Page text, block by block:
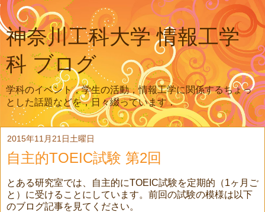
神奈川工科大学 情報工学
科 ブログ
学科のイベント，学生の活動，情報工学に関係するちょっ
とした話題などを，日々綴っています．
2015年11月21日土曜日
自主的TOEIC試験 第2回
とある研究室では、自主的にTOEIC試験を定期的（1ヶ月ご
と）に受けることにしています。前回の試験の模様は以下
のブログ記事を見てください。